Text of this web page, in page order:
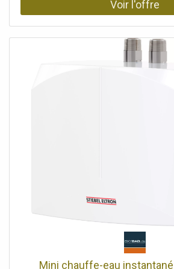
un chauffe-eau instantané à partir de
l'énergie sans sacrifier le confort
raccordement) & non pressurisé
du bâtiment. Débit d'eau chaude : 3,7 l/
3/8 Classe d'efficacité
Mini chauffe-eau